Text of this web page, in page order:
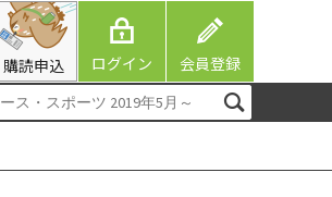
購読申込 ログイン 会員登録